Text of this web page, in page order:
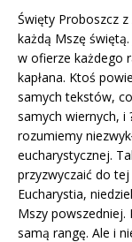
Święty Proboszcz z
każdą Mszę
w ofierze każdego
kapłana. Ktoś
samych tekstów,
samych wiernych, i
rozumiemy
eucharystycznej.
przyzwyczaić do tej
Eucharystia,
Mszy powszedniej.
samą rangę. Ale i